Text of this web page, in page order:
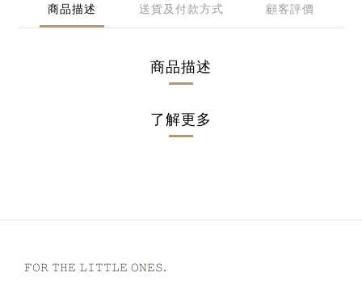
商品描述 送貨及付款方式 顧客評價
商品描述
了解更多
𝙵𝙾𝚁 𝚃𝙷𝙴 𝙻𝙸𝚃𝚃𝙻𝙴 𝙾𝙽𝙴𝚂.